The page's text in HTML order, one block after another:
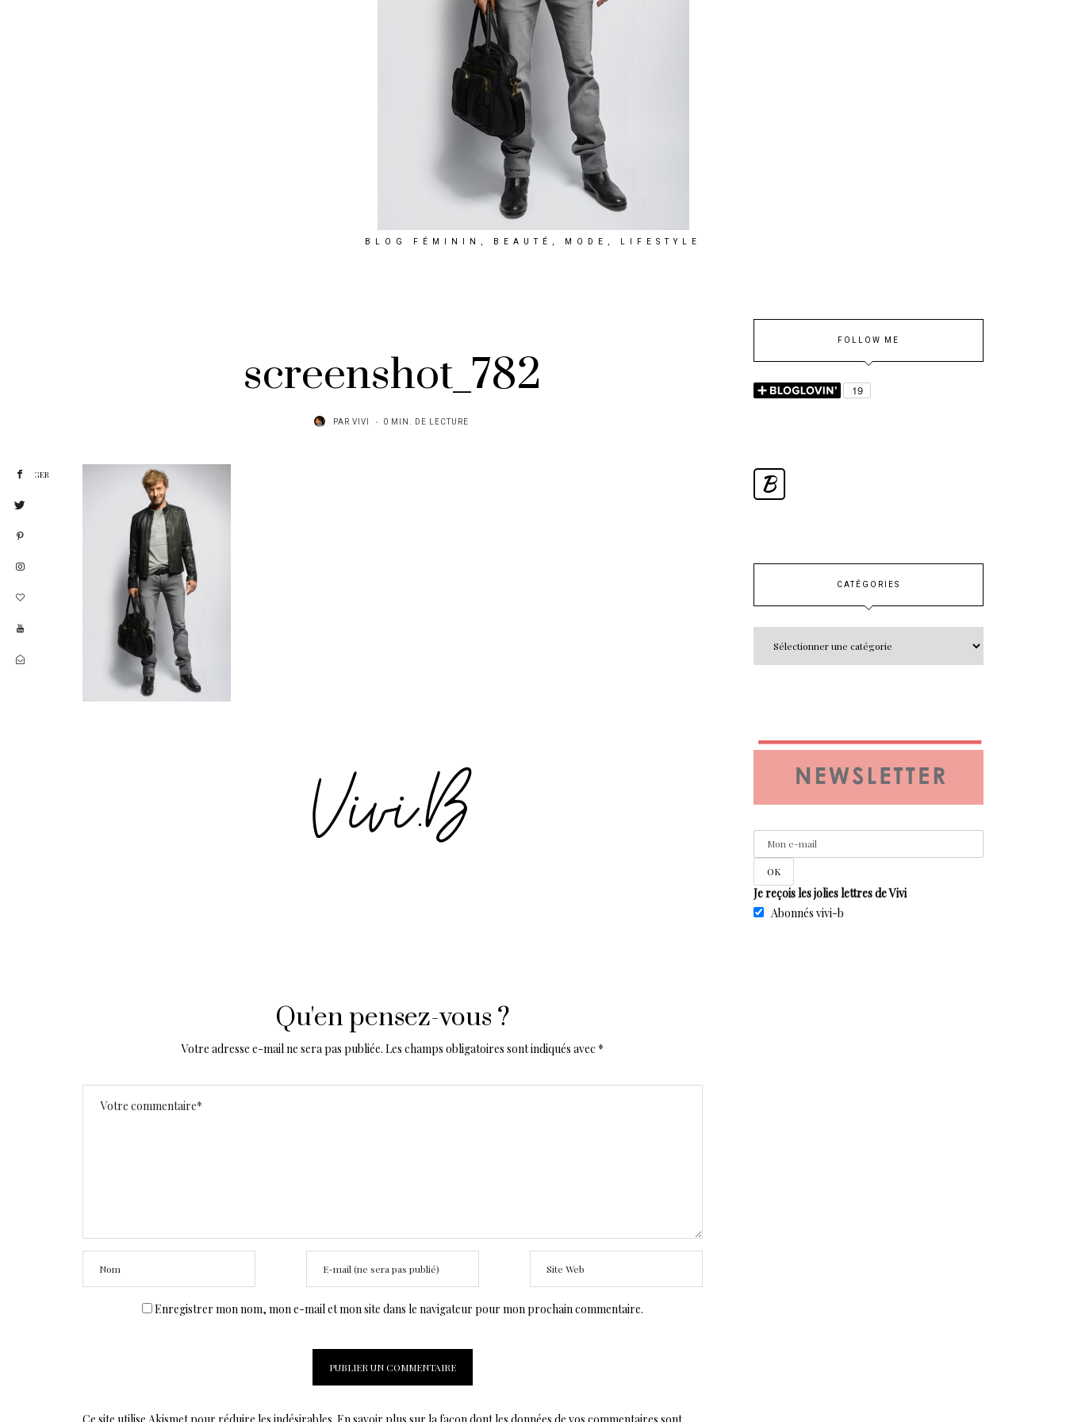
BLOG FÉMININ, BEAUTÉ, MODE, LIFESTYLE
screenshot_782
PAR VIVI 0 MIN. DE LECTURE
PARTAGER
Qu'en pensez-vous ?
Votre adresse e-mail ne sera pas publiée. Les champs obligatoires sont indiqués avec *
Enregistrer mon nom, mon e-mail et mon site dans le navigateur pour mon prochain commentaire.
FOLLOW ME
B
CATÉGORIES
Je reçois les jolies lettres de Vivi
Abonnés vivi-b